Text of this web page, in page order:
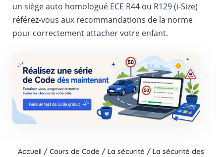
un siège auto homologué ECE R44 ou R129 (i-Size)
référez-vous aux recommandations de la norme
pour correctement attacher votre enfant.
Accueil / Cours de Code / La sécurité / La sécurité des